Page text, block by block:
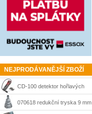
NEJPRODÁVANĚJŠÍ ZBOŽÍ
CD-100 detektor hořlavých
plynů Ridgid 36163
070618 redukční tryska 9 mm